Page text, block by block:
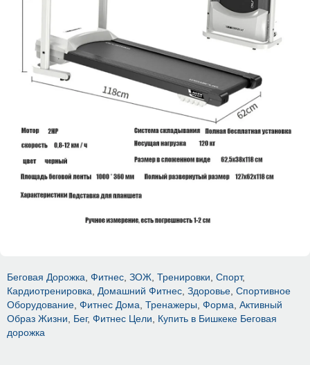
Беговая Дорожка Фитнес ЗОЖ Тренировки Спорт,
Кардиотренировка
Домашний Фитнес Здоровье Спортивное
Оборудование Фитнес Дома Тренажеры Форма Активный
Образ Жизни
Бег, Фитнес Цели
Купить в Бишкеке Беговая
дорожка